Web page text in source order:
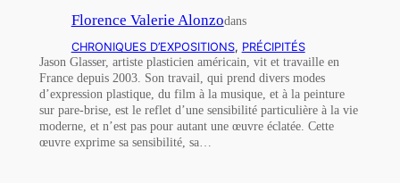
Florence Valerie Alonzodans
CHRONIQUES D’EXPOSITIONS, PRÉCIPITÉS
Jason Glasser, artiste plasticien américain, vit et travaille en
France depuis 2003. Son travail, qui prend divers modes
d’expression plastique, du film à la musique, et à la peinture
sur pare-brise, est le reflet d’une sensibilité particulière à la vie
moderne, et n’est pas pour autant une œuvre éclatée. Cette
œuvre exprime sa sensibilité, sa…